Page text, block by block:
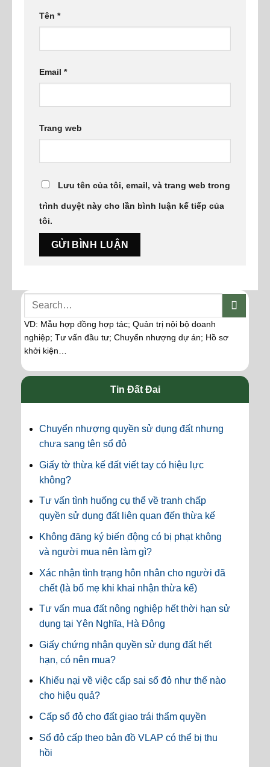
Tên *
Email *
Trang web
Lưu tên của tôi, email, và trang web trong
trình duyệt này cho lần bình luận kế tiếp của
tôi.
VD: Mẫu hợp đồng hợp tác; Quản trị nội bộ doanh
nghiệp; Tư vấn đầu tư; Chuyển nhượng dự án; Hồ sơ
khởi kiện…
Tin Đất Đai
Chuyển nhượng quyền sử dụng đất nhưng
chưa sang tên sổ đỏ
Giấy tờ thừa kế đất viết tay có hiệu lực
không?
Tư vấn tình huống cụ thể về tranh chấp
quyền sử dụng đất liên quan đến thừa kế
Không đăng ký biến động có bị phạt không
và người mua nên làm gì?
Xác nhận tình trạng hôn nhân cho người đã
chết (là bố mẹ khi khai nhận thừa kế)
Tư vấn mua đất nông nghiệp hết thời hạn sử
dụng tại Yên Nghĩa, Hà Đông
Giấy chứng nhận quyền sử dụng đất hết
hạn, có nên mua?
Khiếu nại về việc cấp sai sổ đỏ như thế nào
cho hiệu quả?
Cấp sổ đỏ cho đất giao trái thẩm quyền
Sổ đỏ cấp theo bản đồ VLAP có thể bị thu
hồi